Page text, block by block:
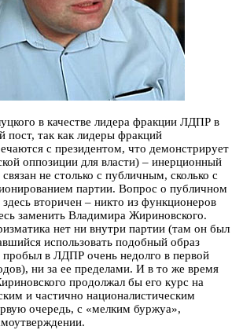
в качестве лидера фракции ЛДПР в
пост, так как лидеры фракций
с президентом, что демонстрирует
оппозиции для власти) – инерционный
не столько с публичным, сколько с
партии. Вопрос о публичном
вторичен – никто из функционеров
заменить Владимира Жириновского.
нет ни внутри партии (там он был
использовать подобный образ
в ЛДПР очень недолго в первой
ни за ее пределами. И в то же время
продолжал бы его курс на
и частично националистическим
очередь, с «мелким буржуа»,